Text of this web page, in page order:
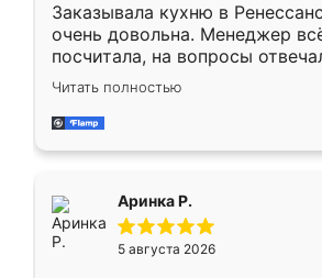
Заказывала кухню в
очень довольна. Менеджер
посчитала, на вопросы
Замерщик приехал в субботу,
делу со всей
за день, ребята работали
Читать полностью
Аринка Р.
5 августа 2026